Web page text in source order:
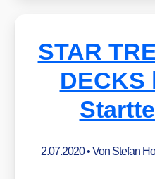
STAR
DECKS
2.07.2020• Von Stefan